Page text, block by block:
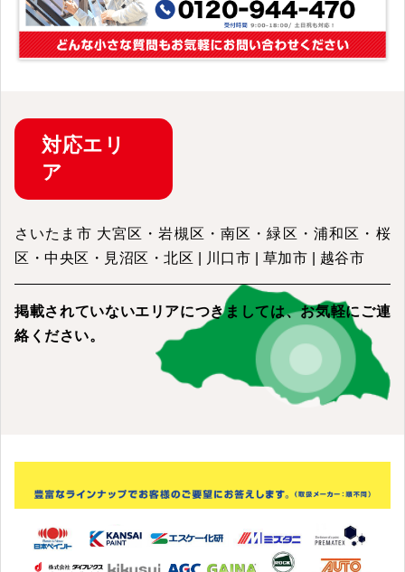
対応エリ
ア
さいたま市 大宮区・岩槻区・南区・緑区・浦和区・桜
区・中央区・見沼区・北区 | 川口市 | 草加市 | 越谷市
掲載されていないエリアにつきましては、お気軽にご連
絡ください。